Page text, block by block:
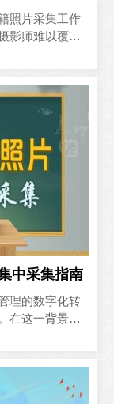
照片采集工作
影师难以覆盖
中采集指南
理的数字化转
在这一背景